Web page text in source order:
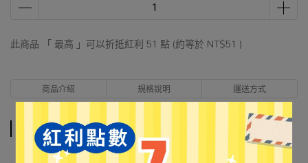
此商品 「 最高 」可以折抵紅利 51 點 (約等於 NT$51 )
商品介紹 規格說明 運送方式
商品介紹